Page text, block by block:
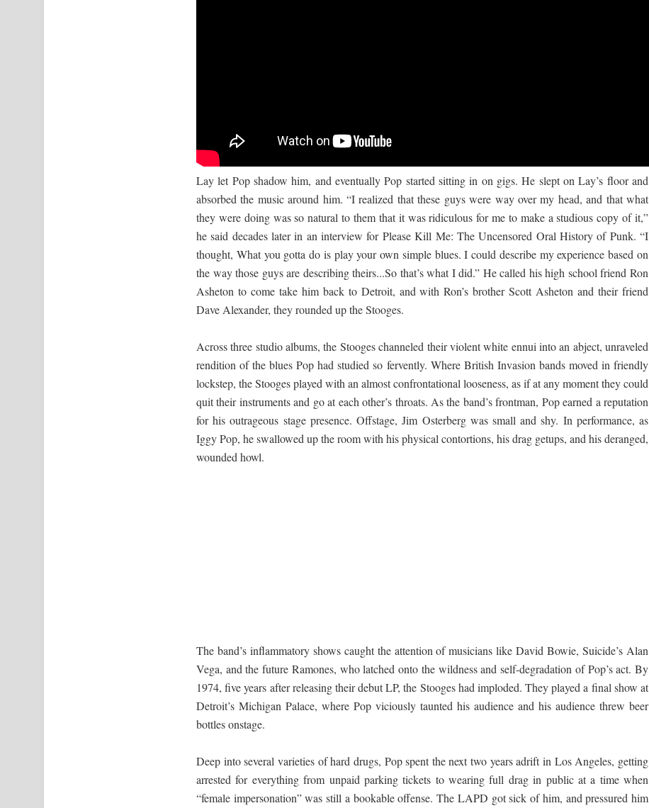
Lay let Pop shadow him, and eventually Pop started sitting in on gigs. He slept on Lay’s floor and
absorbed the music around him. “I realized that these guys were way over my head, and that what
they were doing was so natural to them that it was ridiculous for me to make a studious copy of it,”
he said decades later in an interview for Please Kill Me: The Uncensored Oral History of Punk. “I
thought, What you gotta do is play your own simple blues. I could describe my experience based on
the way those guys are describing theirs...So that’s what I did.” He called his high school friend Ron
Asheton to come take him back to Detroit, and with Ron’s brother Scott Asheton and their friend
Dave Alexander, they rounded up the Stooges.
Across three studio albums, the Stooges channeled their violent white ennui into an abject, unraveled
rendition of the blues Pop had studied so fervently. Where British Invasion bands moved in friendly
lockstep, the Stooges played with an almost confrontational looseness, as if at any moment they could
quit their instruments and go at each other’s throats. As the band’s frontman, Pop earned a reputation
for his outrageous stage presence. Offstage, Jim Osterberg was small and shy. In performance, as
Iggy Pop, he swallowed up the room with his physical contortions, his drag getups, and his deranged,
wounded howl.
The band’s inflammatory shows caught the attention of musicians like David Bowie, Suicide’s Alan
Vega, and the future Ramones, who latched onto the wildness and self-degradation of Pop’s act. By
1974, five years after releasing their debut LP, the Stooges had imploded. They played a final show at
Detroit’s Michigan Palace, where Pop viciously taunted his audience and his audience threw beer
bottles onstage.
Deep into several varieties of hard drugs, Pop spent the next two years adrift in Los Angeles, getting
arrested for everything from unpaid parking tickets to wearing full drag in public at a time when
“female impersonation” was still a bookable offense. The LAPD got sick of him, and pressured him